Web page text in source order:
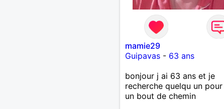
mamie29
Guipavas- 63 ans
bonjour j ai 63 ans et je
recherche quelqu un
un bout de chemin